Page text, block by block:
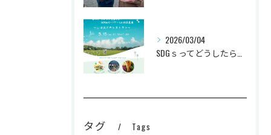
2026/03/04
タグ Tags